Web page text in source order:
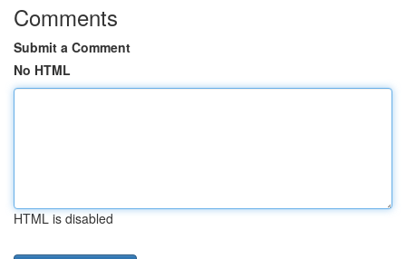
Comments
Submit a Comment
No HTML
HTML is disabled